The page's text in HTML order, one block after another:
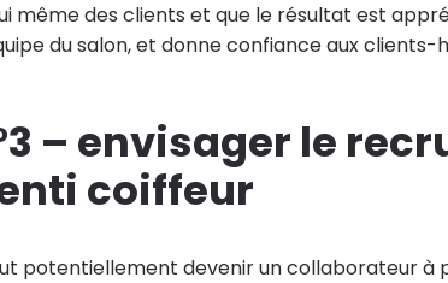
même des clients et que le résultat est
du salon, et donne confiance aux clients-
– envisager le
coiffeur
potentiellement devenir un collaborateur à